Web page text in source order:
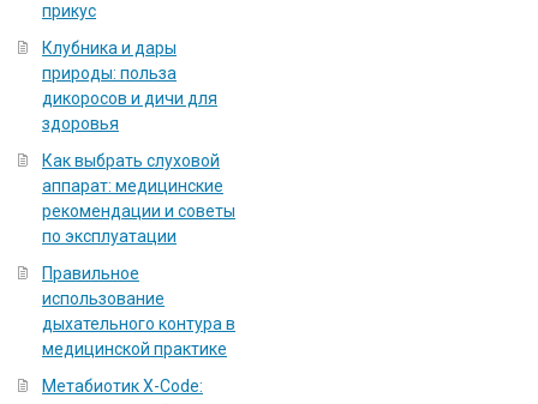
прикус
Клубника и дары
природы: польза
дикоросов и дичи для
здоровья
Как выбрать слуховой
аппарат: медицинские
рекомендации и советы
по эксплуатации
Правильное
использование
дыхательного контура в
медицинской практике
Метабиотик X-Code: